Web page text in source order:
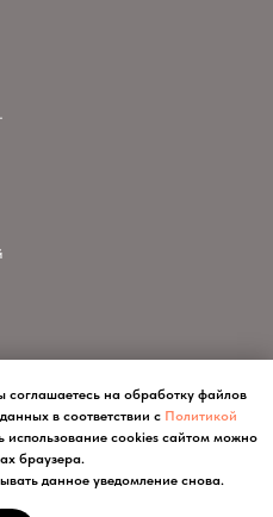
соглашаетесь на обработку файлов
в соответствии с Политикой
использование cookies сайтом можно
браузера.
данное уведомление снова.